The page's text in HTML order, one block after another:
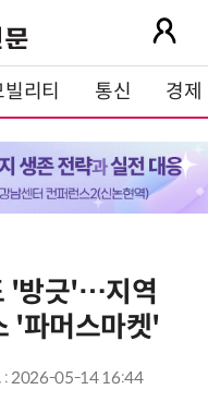
빌리티 통신 경제
'방긋'…지역
'파머스마켓'
: 2026-05-14 16:44